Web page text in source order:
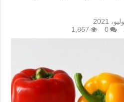
0
1,867